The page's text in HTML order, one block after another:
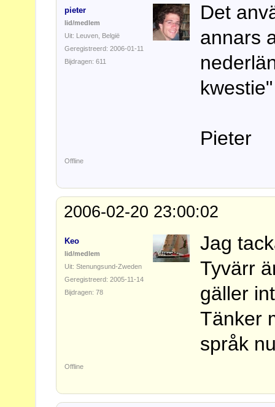
pieter
lid/medlem
Uit: Leuven, België
Geregistreerd: 2006-01-11
Bijdragen: 611
Det
annars
Pieter
Offline
2006-02-20 23:00:02
Keo
lid/medlem
Uit: Stenungsund-Zweden
Geregistreerd: 2005-11-14
Bijdragen: 78
Jag
Tyvärr
gäller
Tänker
språk
Offline